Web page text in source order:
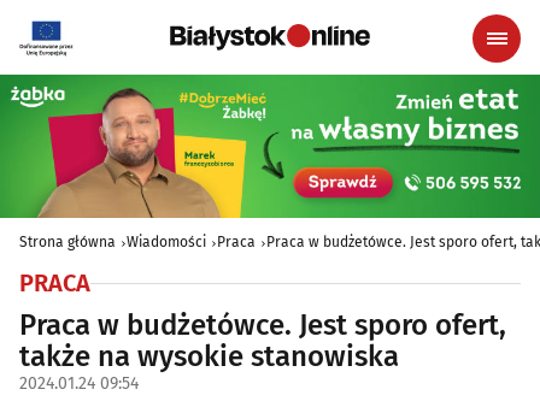
Strona główna Wiadomości Praca Praca w budżetówce. Jest sporo ofert,
PRACA
Praca w budżetówce. Jest sporo ofert,
także na wysokie stanowiska
2024.01.24 09:54